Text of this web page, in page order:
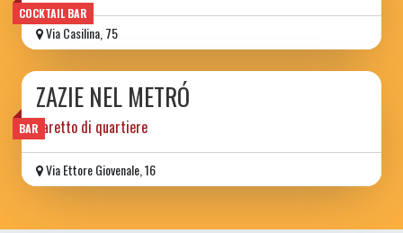
COCKTAIL BAR
Via Casilina, 75
BAR
ZAZIE NEL METRÓ
baretto di quartiere
Via Ettore Giovenale, 16